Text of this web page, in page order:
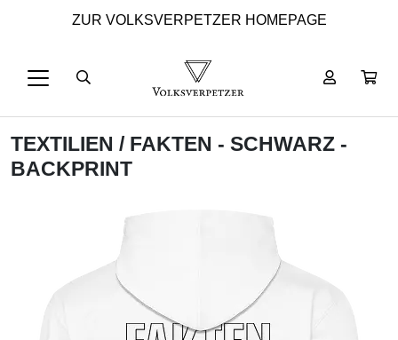
ZUR VOLKSVERPETZER HOMEPAGE
TEXTILIEN / FAKTEN - SCHWARZ -
BACKPRINT